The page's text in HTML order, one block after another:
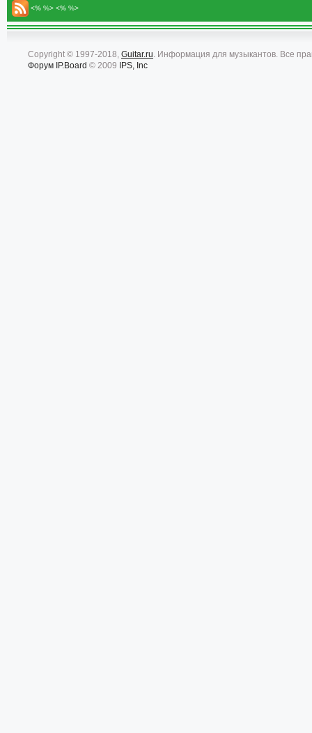
<% %> <% %>
Copyright © 1997-2018, Guitar.ru. Информация для музыкантов. Все
Форум IP.Board © 2009 IPS, Inc